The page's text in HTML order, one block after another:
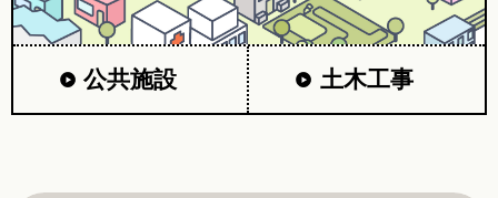
公共施設 土木工事